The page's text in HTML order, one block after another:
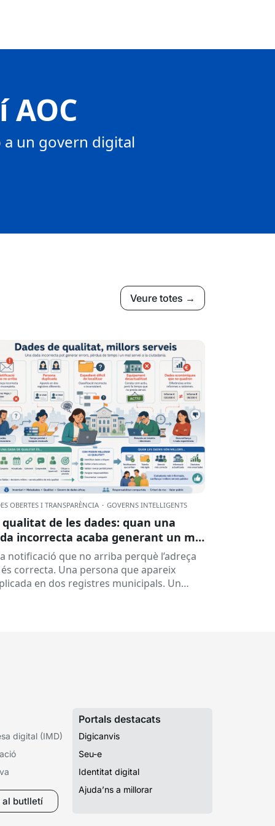
a un govern digital
Veure totes →
OBERTES I TRANSPARÈNCIA · GOVERNS INTEL·LIGENTS
qualitat de les dades: quan una
incorrecta acaba generant un mal
notificació que no arriba perquè l’adreça
correcta. Una persona que apareix
en dos registres municipals. Un
digital (IMD)
butlletí
Portals destacats
Digicanvis
Seu-e
Identitat digital
Ajuda’ns a millorar